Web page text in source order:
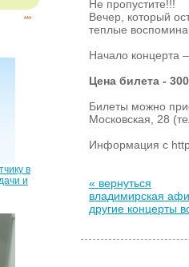
в
и
Не пропустите!!!
Вечер, который
теплые
Начало концерта
Цена билета -
Билеты можно
Московская, 28
Информация с
« вернуться
владимирская
другие концерты